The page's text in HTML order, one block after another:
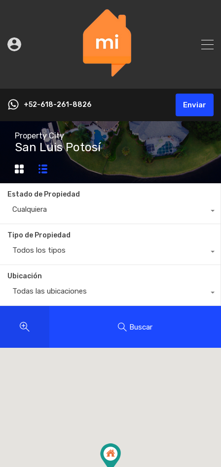
+52-618-261-8826 Enviar
Property City
San Luis Potosí
Estado de Propiedad
Cualquiera
Tipo de Propiedad
Todos los tipos
Ubicación
Todas las ubicaciones
Buscar